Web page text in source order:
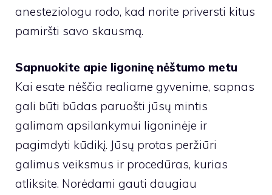
anesteziologu rodo, kad norite priversti kitus
pamiršti savo skausmą.
Sapnuokite apie ligoninę nėštumo metu
Kai esate nėščia realiame gyvenime, sapnas
gali būti būdas paruošti jūsų mintis
galimam apsilankymui ligoninėje ir
pagimdyti kūdikį. Jūsų protas peržiūri
galimus veiksmus ir procedūras, kurias
atliksite. Norėdami gauti daugiau